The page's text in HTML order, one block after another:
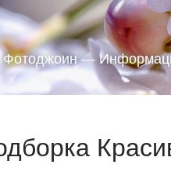
Фотоджоин —